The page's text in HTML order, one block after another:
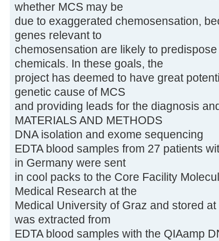
whether MCS may be
due to exaggerated chemosensation,
genes relevant to
chemosensation are likely to
chemicals. In these goals, the
project has deemed to have great
genetic cause of MCS
and providing leads for the diagnosis
MATERIALS AND METHODS
DNA isolation and exome sequencing
EDTA blood samples from 27 patients
in Germany were sent
in cool packs to the Core Facility
Medical Research at the
Medical University of Graz and stored
was extracted from
EDTA blood samples with the QIAamp